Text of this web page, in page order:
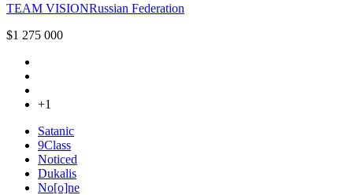
TEAM VISIONRussian Federation
$1 275 000
+1
Satanic
9Class
Noticed
Dukalis
No[o]ne